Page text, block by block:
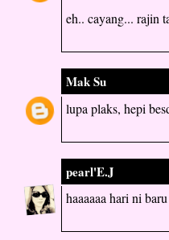
eh.. cayang... rajin
Mak Su
lupa plaks, hepi
pearl'E.J
haaaaaa hari ni